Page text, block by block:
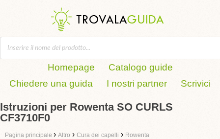
Homepage
Catalogo guide
Chiedere una guida
I nostri partner Scrivici
Istruzioni per Rowenta SO CURLS
CF3710F0
Pagina principale › Altro › Cura dei capelli › Rowenta